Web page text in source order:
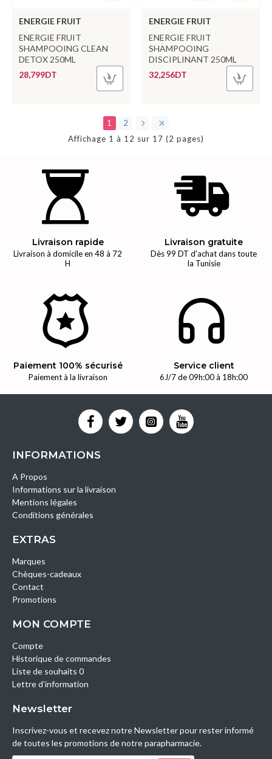
ENERGIE FRUIT
ENERGIE FRUIT
SHAMPOOING CLEAN
DETOX 250ML
28,799DT
ENERGIE FRUIT
ENERGIE FRUIT
SHAMPOOING
DISCIPLINANT 250ML
32,256DT
1
2
Affichage 1 à 12 sur 17 (2 pages)
Livraison rapide
Livraison à domicile en 48 à 72
H
Livraison gratuite
Dès 99 DT d'achat dans toute
la Tunisie
Paiement 100% sécurisé
Paiement à la livraison
Service client
6J/7 de 09h:00 à 18h:00
INFORMATIONS
A Propos
Informations sur la livraison
Mentions légales
Conditions générales
EXTRAS
Marques
Chèques-cadeaux
Contact
Promotions
MON COMPTE
Compte
Historique de commandes
Liste de souhaits 0
Lettre d’information
Newsletter
Inscrivez-vous et recevez notre Newsletter pour rester informé
de toutes les promotions de notre parapharmacie.